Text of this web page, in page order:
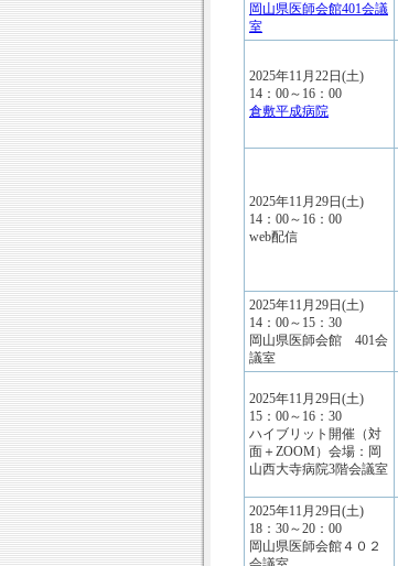
岡山県医師会館401会議
室
2025年11月22日(土)
14：00～16：00
倉敷平成病院
2025年11月29日(土)
14：00～16：00
web配信
2025年11月29日(土)
14：00～15：30
岡山県医師会館 401会
議室
2025年11月29日(土)
15：00～16：30
ハイブリット開催（対
面＋ZOOM）会場：岡
山西大寺病院3階会議室
2025年11月29日(土)
18：30～20：00
岡山県医師会館４０２